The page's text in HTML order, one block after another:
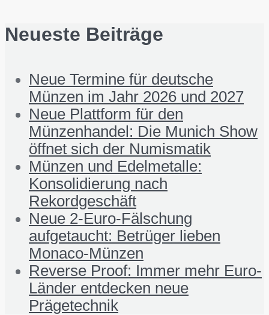
Neueste Beiträge
Neue Termine für deutsche
Münzen im Jahr 2026 und 2027
Neue Plattform für den
Münzenhandel: Die Munich Show
öffnet sich der Numismatik
Münzen und Edelmetalle:
Konsolidierung nach
Rekordgeschäft
Neue 2-Euro-Fälschung
aufgetaucht: Betrüger lieben
Monaco-Münzen
Reverse Proof: Immer mehr Euro-
Länder entdecken neue
Prägetechnik